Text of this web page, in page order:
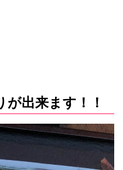
出来ます！！